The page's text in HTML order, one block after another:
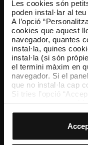
Les cookies són
poden instal·lar al
A l’opció
cookies que aquest
navegador, quantes
instal·la, quines
instal·la (si són
el termini màxim en
navegador. Si el
que no instal·la cap
Si tries l’opció
El selector que es
cookies d’aquella
Un cop hagis marcat
TMB App
Descarrega’t TMB
App Store